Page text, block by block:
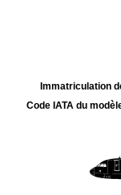
Immatriculation
Code IATA du